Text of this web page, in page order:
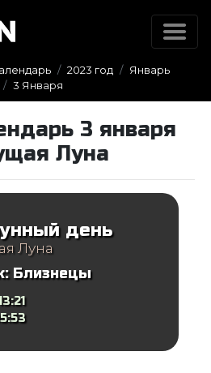
2023 год
Январь
3 Января
3 января
Луна
день
Луна
Близнецы